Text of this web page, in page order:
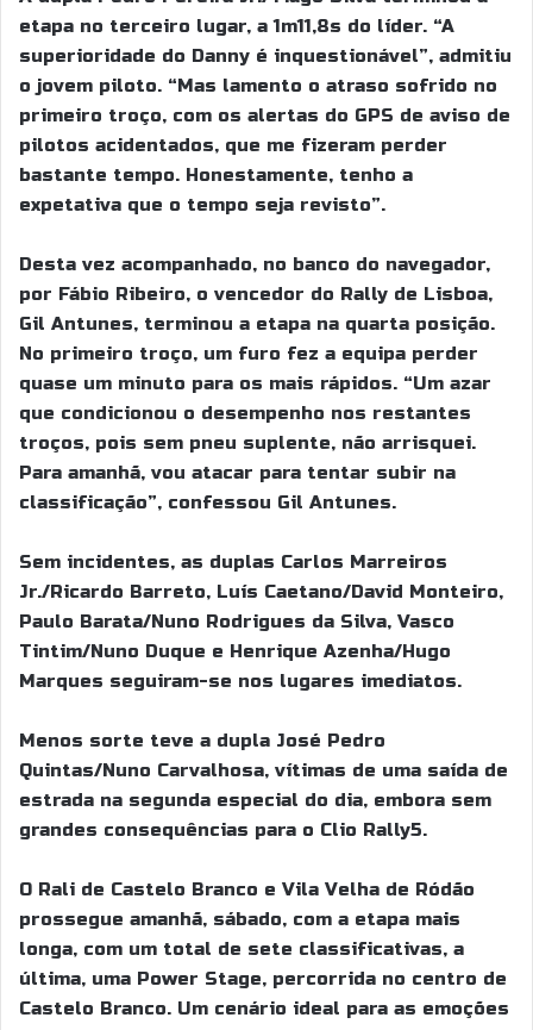
etapa no terceiro lugar, a 1m11,8s do líder. “A
superioridade do Danny é inquestionável”, admitiu
o jovem piloto. “Mas lamento o atraso sofrido no
primeiro troço, com os alertas do GPS de aviso de
pilotos acidentados, que me fizeram perder
bastante tempo. Honestamente, tenho a
expetativa que o tempo seja revisto”.
Desta vez acompanhado, no banco do navegador,
por Fábio Ribeiro, o vencedor do Rally de Lisboa,
Gil Antunes, terminou a etapa na quarta posição.
No primeiro troço, um furo fez a equipa perder
quase um minuto para os mais rápidos. “Um azar
que condicionou o desempenho nos restantes
troços, pois sem pneu suplente, não arrisquei.
Para amanhã, vou atacar para tentar subir na
classificação”, confessou Gil Antunes.
Sem incidentes, as duplas Carlos Marreiros
Jr./Ricardo Barreto, Luís Caetano/David Monteiro,
Paulo Barata/Nuno Rodrigues da Silva, Vasco
Tintim/Nuno Duque e Henrique Azenha/Hugo
Marques seguiram-se nos lugares imediatos.
Menos sorte teve a dupla José Pedro
Quintas/Nuno Carvalhosa, vítimas de uma saída de
estrada na segunda especial do dia, embora sem
grandes consequências para o Clio Rally5.
O Rali de Castelo Branco e Vila Velha de Ródão
prossegue amanhã, sábado, com a etapa mais
longa, com um total de sete classificativas, a
última, uma Power Stage, percorrida no centro de
Castelo Branco. Um cenário ideal para as emoções